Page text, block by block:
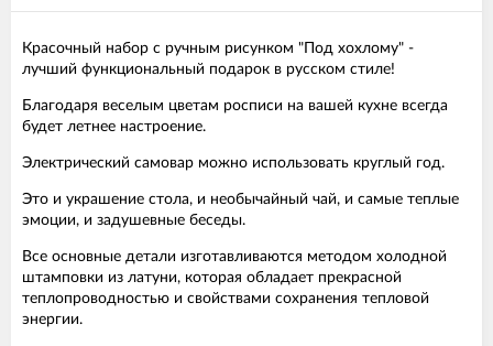
Красочный набор с ручным рисунком "Под хохлому" -
лучший функциональный подарок в русском стиле!
Благодаря веселым цветам росписи на вашей кухне всегда
будет летнее настроение.
Электрический самовар можно использовать круглый год.
Это и украшение стола, и необычайный чай, и самые теплые
эмоции, и задушевные беседы.
Все основные детали изготавливаются методом холодной
штамповки из латуни, которая обладает прекрасной
теплопроводностью и свойствами сохранения тепловой
энергии.